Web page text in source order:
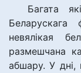
Багата
невялікая
размешчана
абшару. У дні,